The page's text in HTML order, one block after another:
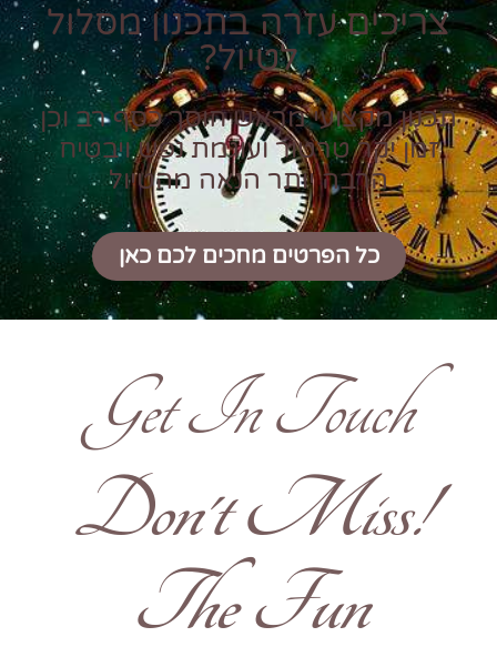
צריכים עזרה בתכנון מסלול
לטיול?
תכנון מקצועי מראש חוסך כסף רב וכן
זמן יקר טרטור ועוגמת נפש ויבטיח
הרבה יותר הנאה מהטיול
כל הפרטים מחכים לכם כאן
Get In Touch
!Don't Miss
The Fun